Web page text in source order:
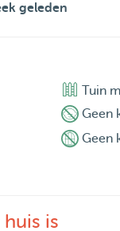
geleden
Tuin
Geen
Geen
is